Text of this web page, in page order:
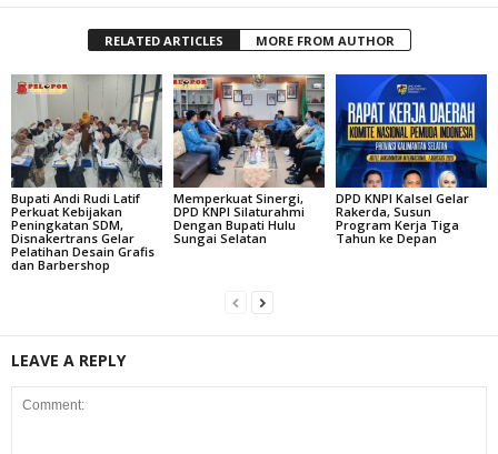
RELATED ARTICLES MORE FROM AUTHOR
Bupati Andi Rudi Latif
Perkuat Kebijakan
Peningkatan SDM,
Disnakertrans Gelar
Pelatihan Desain Grafis
dan Barbershop
Memperkuat Sinergi,
DPD KNPI Silaturahmi
Dengan Bupati Hulu
Sungai Selatan
DPD KNPI Kalsel Gelar
Rakerda, Susun
Program Kerja Tiga
Tahun ke Depan
LEAVE A REPLY